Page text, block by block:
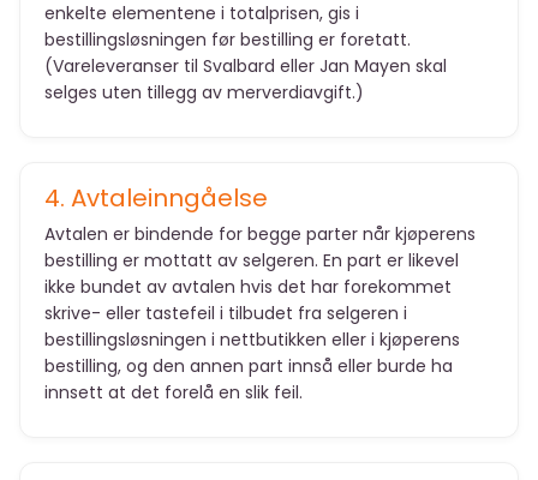
enkelte elementene i totalprisen, gis i
bestillingsløsningen før bestilling er foretatt.
(Vareleveranser til Svalbard eller Jan Mayen skal
selges uten tillegg av merverdiavgift.)
4. Avtaleinngåelse
Avtalen er bindende for begge parter når kjøperens
bestilling er mottatt av selgeren. En part er likevel
ikke bundet av avtalen hvis det har forekommet
skrive- eller tastefeil i tilbudet fra selgeren i
bestillingsløsningen i nettbutikken eller i kjøperens
bestilling, og den annen part innså eller burde ha
innsett at det forelå en slik feil.